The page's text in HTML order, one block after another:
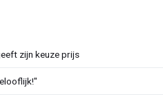
zijn keuze prijs